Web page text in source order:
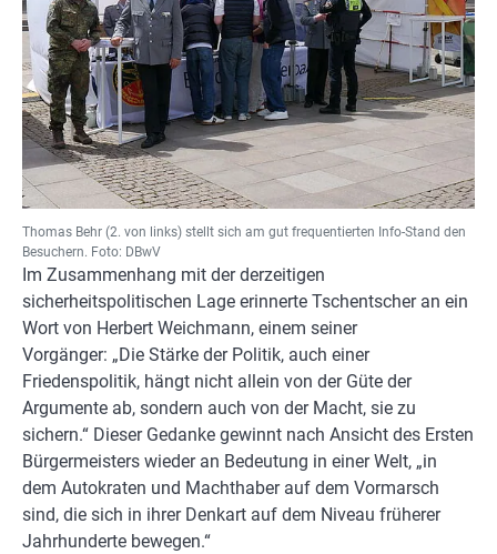
Thomas Behr (2. von links) stellt sich am gut frequentierten Info-Stand den
Besuchern. Foto: DBwV
Im Zusammenhang mit der derzeitigen
sicherheitspolitischen Lage erinnerte Tschentscher an ein
Wort von Herbert Weichmann, einem seiner
Vorgänger: „Die Stärke der Politik, auch einer
Friedenspolitik, hängt nicht allein von der Güte der
Argumente ab, sondern auch von der Macht, sie zu
sichern.“ Dieser Gedanke gewinnt nach Ansicht des Ersten
Bürgermeisters wieder an Bedeutung in einer Welt, „in
dem Autokraten und Machthaber auf dem Vormarsch
sind, die sich in ihrer Denkart auf dem Niveau früherer
Jahrhunderte bewegen.“